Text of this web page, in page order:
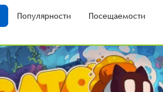
Популярности Посещаемости